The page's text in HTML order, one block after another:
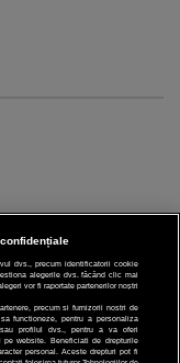
dvs., precum identificatorii cookie
alegerile dvs. făcând clic mai
vor fi raportate partenerilor noștri
precum si furnizorii nostri de
functioneze, pentru a personaliza
profilul dvs., pentru a va oferi
website. Beneficiati de drepturile
personal. Aceste drepturi pot fi